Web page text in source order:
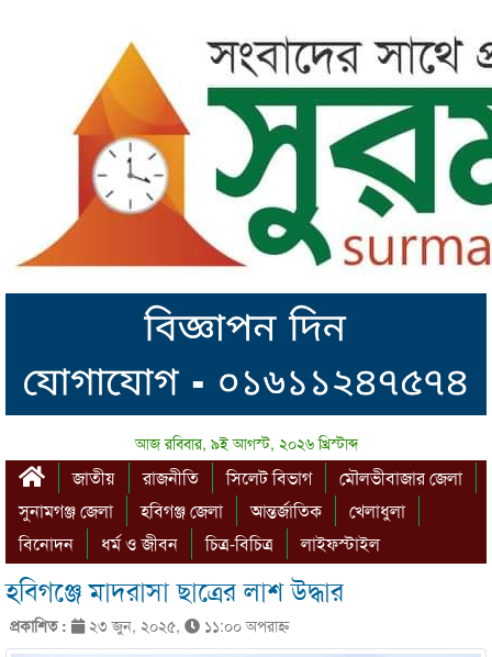
আজ রবিবার, ৯ই আগস্ট, ২০২৬ খ্রিস্টাব্দ
জাতীয় রাজনীতি সিলেট বিভাগ
মৌলভীবাজার জেলা
সুনামগঞ্জ জেলা
হবিগঞ্জ জেলা আন্তর্জাতিক
খেলাধুলা
বিনোদন
ধর্ম ও জীবন চিত্র-বিচিত্র লাইফস্টাইল
হবিগঞ্জে মাদরাসা ছাত্রের লাশ উদ্ধার
প্রকাশিত : ২৩ জুন, ২০২৫, ১১:০০ অপরাহ্ণ